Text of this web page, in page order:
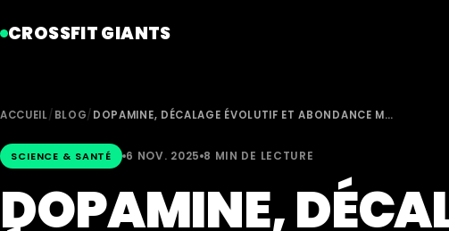
CROSSFIT GIANTS
ACCUEIL/ BLOG/ DOPAMINE, DÉCALAGE ÉVOLUTIF ET ABONDANCE M…
SCIENCE & SANTÉ 6 NOV. 2025 8 MIN DE LECTURE
DOPAMINE,